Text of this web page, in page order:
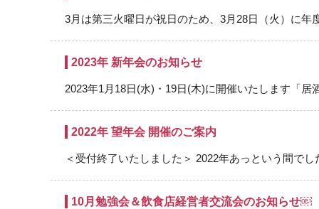
3月は第三火曜日が祝日のため、3月28日（火）に年
2023年 新年会のお知らせ
2023年1月18日(水)・19日(木)に開催いたします「居
2022年 望年会 開催のご案内
＜受付終了いたしました＞ 2022年あっという間で
10月勉強会＆飲食店経営者交流会のお知らせ￼